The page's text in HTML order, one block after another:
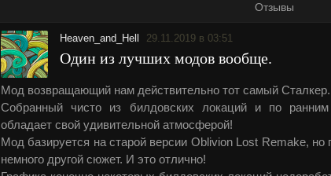
Отзывы
Heaven_and_Hell 29.11.2019 в 03:51
Один из лучших модов вообще.
Мод возвращающий нам действительно тот самый Сталкер.
Собранный чисто из билдовских локаций и по
обладает свой удивительной атмосферой!
Мод базируется на старой версии Oblivion Lost Remake, но
немного другой сюжет. И это отлично!